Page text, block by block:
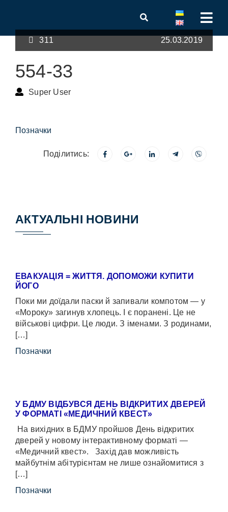
311 25.03.2019
554-33
Super User
Позначки
Поділитись:
АКТУАЛЬНІ НОВИНИ
ЕВАКУАЦІЯ = ЖИТТЯ. ДОПОМОЖИ КУПИТИ
ЙОГО
Поки ми доїдали паски й запивали компотом — у
«Мороку» загинув хлопець. І є поранені. Це не
військові цифри. Це люди. З іменами. З родинами,
[…]
Позначки
У БДМУ ВІДБУВСЯ ДЕНЬ ВІДКРИТИХ ДВЕРЕЙ
У ФОРМАТІ «МЕДИЧНИЙ КВЕСТ»
На вихідних в БДМУ пройшов День відкритих
дверей у новому інтерактивному форматі —
«Медичний квест». Захід дав можливість
майбутнім абітурієнтам не лише ознайомитися з
[…]
Позначки